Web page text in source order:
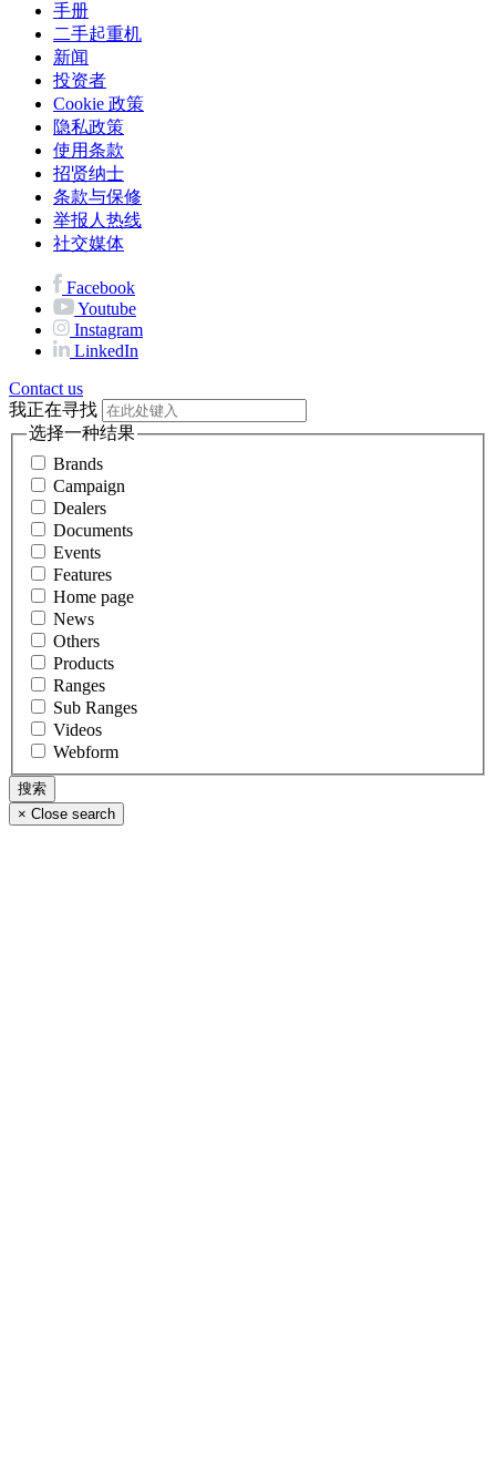
手册
二手起重机
新闻
投资者
Cookie 政策
隐私政策
使用条款
招贤纳士
条款与保修
举报人热线
社交媒体
Facebook
Youtube
Instagram
LinkedIn
Contact us
我正在寻找
选择一种结果
Brands
Campaign
Dealers
Documents
Events
Features
Home page
News
Others
Products
Ranges
Sub Ranges
Videos
Webform
× Close search